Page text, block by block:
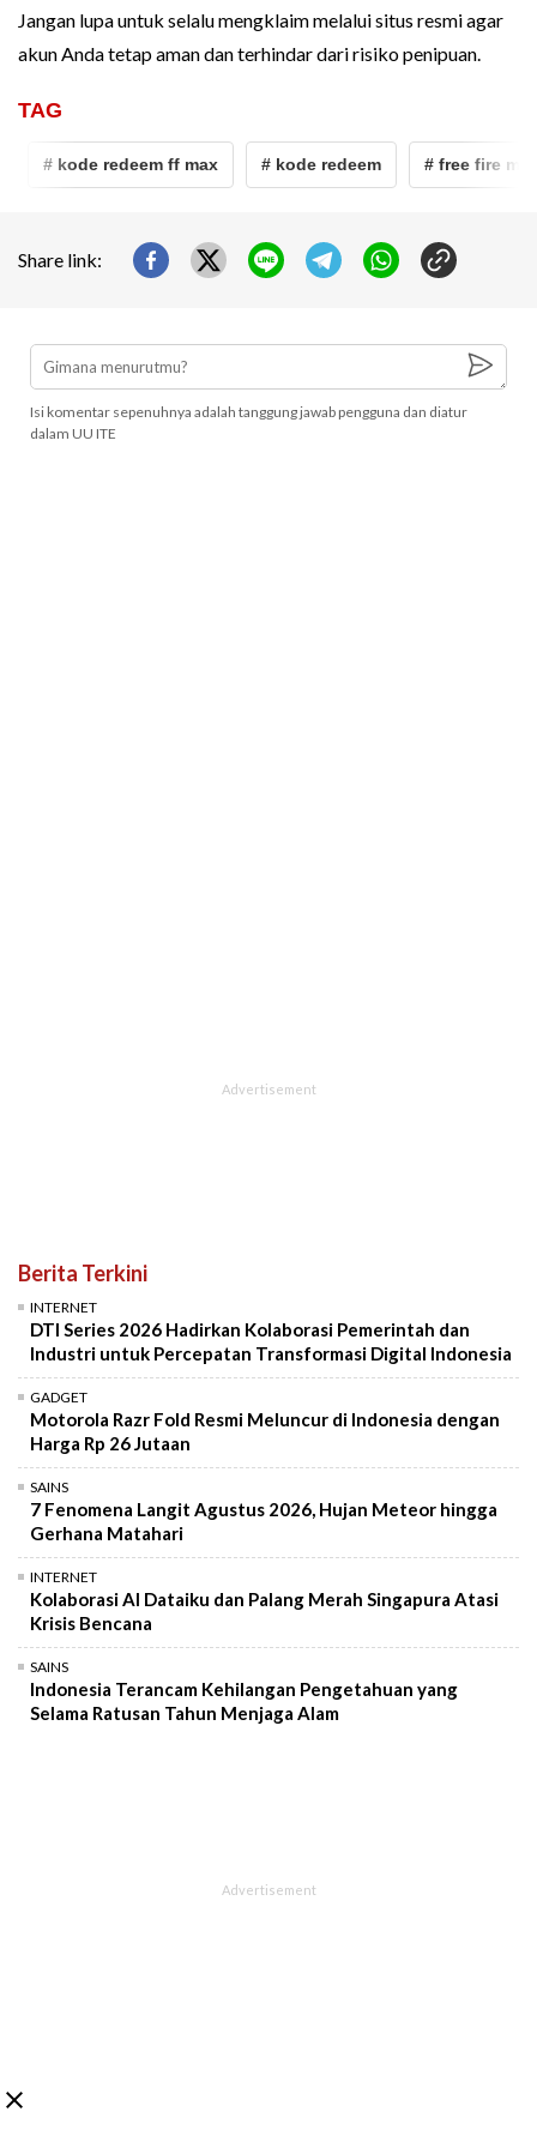
Jangan lupa untuk selalu mengklaim melalui situs resmi agar
akun Anda tetap aman dan terhindar dari risiko penipuan.
TAG
# kode redeem ff max # kode redeem # free fire max
Share link:
Isi komentar sepenuhnya adalah tanggung jawab pengguna dan diatur
dalam UU ITE
Berita Terkini
INTERNET
DTI Series 2026 Hadirkan Kolaborasi Pemerintah dan
Industri untuk Percepatan Transformasi Digital Indonesia
GADGET
Motorola Razr Fold Resmi Meluncur di Indonesia dengan
Harga Rp 26 Jutaan
SAINS
7 Fenomena Langit Agustus 2026, Hujan Meteor hingga
Gerhana Matahari
INTERNET
Kolaborasi AI Dataiku dan Palang Merah Singapura Atasi
Krisis Bencana
SAINS
Indonesia Terancam Kehilangan Pengetahuan yang
Selama Ratusan Tahun Menjaga Alam
